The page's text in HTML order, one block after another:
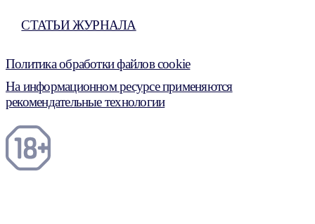
СТАТЬИ ЖУРНАЛА
Политика обработки файлов cookie
На информационном ресурсе применяются
рекомендательные технологии